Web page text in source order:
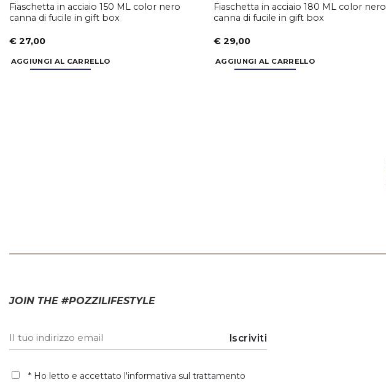
Fiaschetta in acciaio 150 ML color nero
canna di fucile in gift box
€27,00
AGGIUNGI AL CARRELLO
Fiaschetta in acciaio 180 ML color nero
canna di fucile in gift box
€ 29,00
AGGIUNGI AL CARRELLO
JOIN THE #POZZILIFESTYLE
* Ho letto e accettato l'informativa sul trattamento